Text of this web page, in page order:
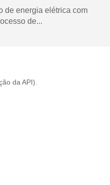
de energia elétrica com
de...
da API ).